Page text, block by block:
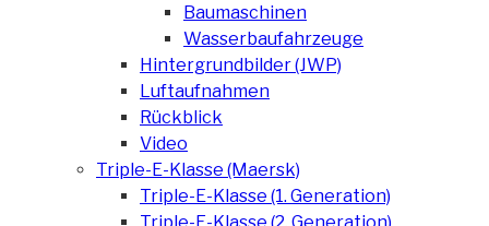
Baumaschinen
Wasserbaufahrzeuge
Hintergrundbilder (JWP)
Luftaufnahmen
Rückblick
Video
Triple-E-Klasse (Maersk)
Triple-E-Klasse (1. Generation)